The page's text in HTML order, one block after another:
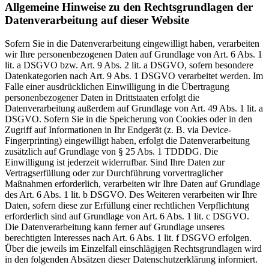
Allgemeine Hinweise zu den Rechtsgrundlagen der
Datenverarbeitung auf dieser Website
Sofern Sie in die Datenverarbeitung eingewilligt haben, verarbeiten
wir Ihre personenbezogenen Daten auf Grundlage von Art. 6 Abs. 1
lit. a DSGVO bzw. Art. 9 Abs. 2 lit. a DSGVO, sofern besondere
Datenkategorien nach Art. 9 Abs. 1 DSGVO verarbeitet werden. Im
Falle einer ausdrücklichen Einwilligung in die Übertragung
personenbezogener Daten in Drittstaaten erfolgt die
Datenverarbeitung außerdem auf Grundlage von Art. 49 Abs. 1 lit. a
DSGVO. Sofern Sie in die Speicherung von Cookies oder in den
Zugriff auf Informationen in Ihr Endgerät (z. B. via Device-
Fingerprinting) eingewilligt haben, erfolgt die Datenverarbeitung
zusätzlich auf Grundlage von § 25 Abs. 1 TDDDG. Die
Einwilligung ist jederzeit widerrufbar. Sind Ihre Daten zur
Vertragserfüllung oder zur Durchführung vorvertraglicher
Maßnahmen erforderlich, verarbeiten wir Ihre Daten auf Grundlage
des Art. 6 Abs. 1 lit. b DSGVO. Des Weiteren verarbeiten wir Ihre
Daten, sofern diese zur Erfüllung einer rechtlichen Verpflichtung
erforderlich sind auf Grundlage von Art. 6 Abs. 1 lit. c DSGVO.
Die Datenverarbeitung kann ferner auf Grundlage unseres
berechtigten Interesses nach Art. 6 Abs. 1 lit. f DSGVO erfolgen.
Über die jeweils im Einzelfall einschlägigen Rechtsgrundlagen wird
in den folgenden Absätzen dieser Datenschutzerklärung informiert.